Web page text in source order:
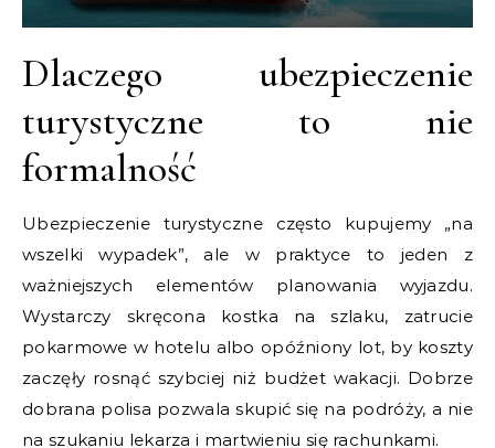
Dlaczego ubezpieczenie
turystyczne to nie
formalność
Ubezpieczenie turystyczne często kupujemy „na
wszelki wypadek”, ale w praktyce to jeden z
ważniejszych elementów planowania wyjazdu.
Wystarczy skręcona kostka na szlaku, zatrucie
pokarmowe w hotelu albo opóźniony lot, by koszty
zaczęły rosnąć szybciej niż budżet wakacji. Dobrze
dobrana polisa pozwala skupić się na podróży, a nie
na szukaniu lekarza i martwieniu się rachunkami.